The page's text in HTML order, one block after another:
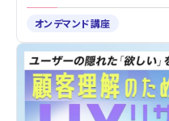
オンデマンド講座